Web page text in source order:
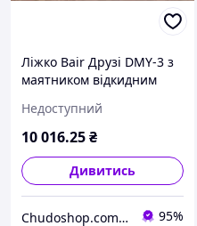
Ліжко Bair Друзі DMY-3 з
маятником відкидним
бука сірого кольору для
дітей
Недоступний
10 016.25₴
Дивитись
Chudoshop.com.ua 95%